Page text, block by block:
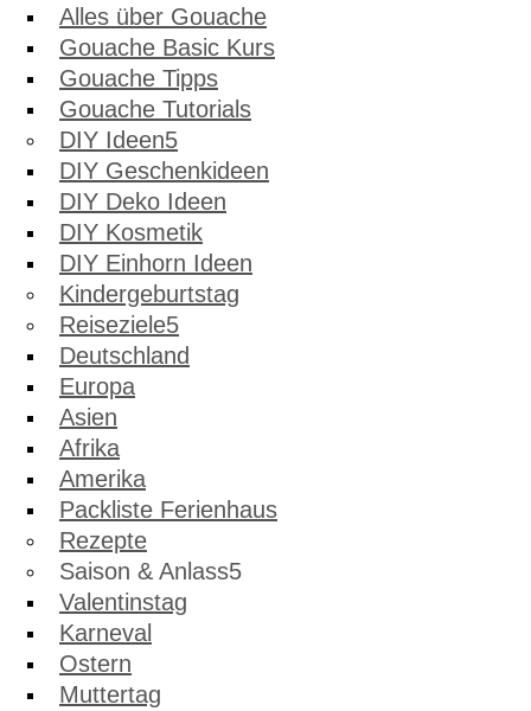
Alles über Gouache
Gouache Basic Kurs
Gouache Tipps
Gouache Tutorials
DIY Ideen
DIY Geschenkideen
DIY Deko Ideen
DIY Kosmetik
DIY Einhorn Ideen
Kindergeburtstag
Reiseziele
Deutschland
Europa
Asien
Afrika
Amerika
Packliste Ferienhaus
Rezepte
Saison & Anlass
Valentinstag
Karneval
Ostern
Muttertag